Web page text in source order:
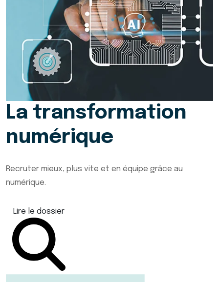
La transformation
numérique
Recruter mieux, plus vite et en équipe grâce au
numérique.
Lire le dossier